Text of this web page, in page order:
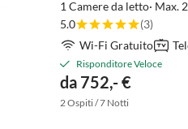
1 Camere da letto· Max.
5.0
(3)
Wi-Fi Gratuito
Risponditore Veloce
da 752,- €
2 Ospiti / 7 Notti